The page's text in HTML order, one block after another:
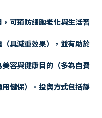
可預防細胞老化與生活習
具減重效果），並有助於
容與健康目的（多為自費
健保）。投與方式包括靜